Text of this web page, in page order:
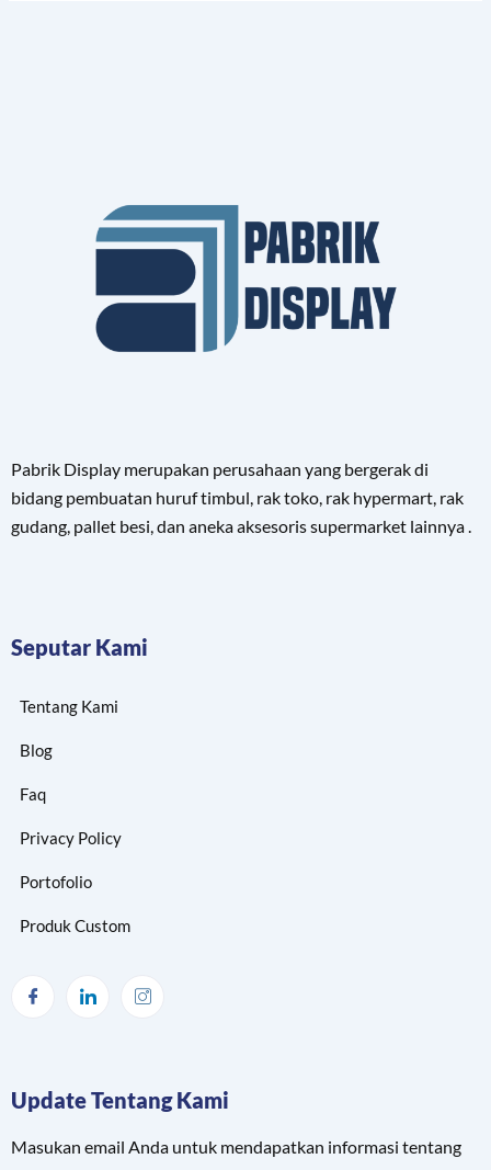
Pabrik Display merupakan perusahaan yang bergerak di
bidang pembuatan huruf timbul, rak toko, rak hypermart, rak
gudang, pallet besi, dan aneka aksesoris supermarket lainnya .
Seputar Kami
Tentang Kami
Blog
Faq
Privacy Policy
Portofolio
Produk Custom
Update Tentang Kami
Masukan email Anda untuk mendapatkan informasi tentang